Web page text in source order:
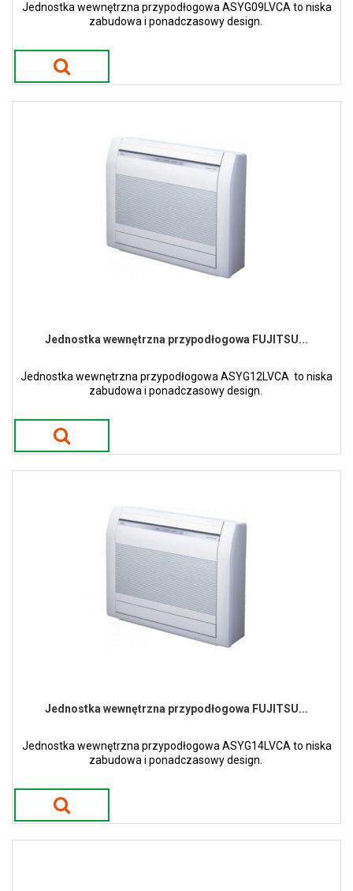
Jednostka wewnętrzna przypodłogowa ASYG09LVCA to niska
zabudowa i ponadczasowy design.
Jednostka wewnętrzna przypodłogowa FUJITSU...
Jednostka wewnętrzna przypodłogowa ASYG12LVCA to niska
zabudowa i ponadczasowy design.
Jednostka wewnętrzna przypodłogowa FUJITSU...
Jednostka wewnętrzna przypodłogowa ASYG14LVCA to niska
zabudowa i ponadczasowy design.